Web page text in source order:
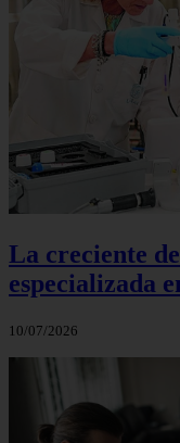
La creciente
especializada
10/07/2026